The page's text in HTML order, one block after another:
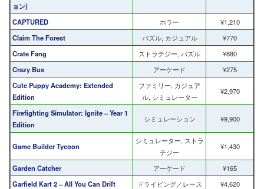
ョン)
CAPTURED ホラー
¥1,210
Claim The Forest
パズル, カジュアル
¥770
Crate Fang
ストラテジー, パズル
¥880
Crazy Bus
アーケード
¥275
Cute Puppy Academy: Extended
Edition
ファミリー, カジュア
ル, シミュレーター
¥2,970
Firefighting Simulator: Ignite – Year 1
Edition
シミュレーション ¥9,900
Game Builder Tycoon
シミュレーター, ストラ
テジー
¥1,430
Garden Catcher アーケード
¥165
Garfield Kart 2 – All You Can Drift
ドライビング／レース
¥4,620